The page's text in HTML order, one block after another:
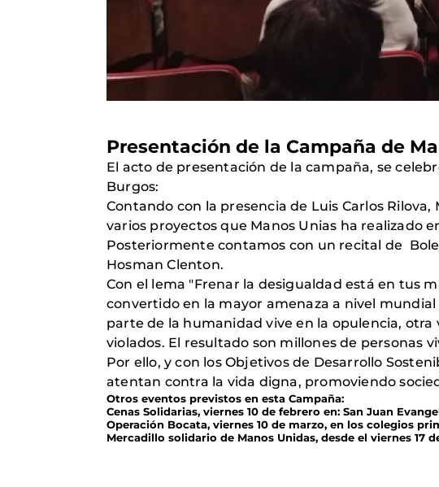
Presentación de la Campaña de
El acto de presentación de la campaña, se
Burgos:
Contando con la presencia de Luis Carlos
varios proyectos que Manos Unias ha realizado
Posteriormente contamos con un recital de
Hosman Clenton.
Con el lema "Frenar la desigualdad está en tus
convertido en la mayor amenaza a nivel
parte de la humanidad vive en la opulencia,
violados. El resultado son millones de personas
Por ello, y con los Objetivos de Desarrollo
atentan contra la vida digna, promoviendo
Otros eventos previstos en esta Campaña:
Cenas Solidarias, viernes 10 de febrero en: San Juan
Operación Bocata, viernes 10 de marzo, en los colegios
Mercadillo solidario de Manos Unidas, desde el viernes 17